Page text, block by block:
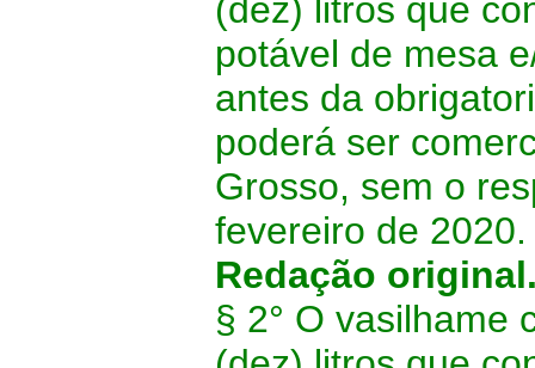
(dez) litros que
potável de mesa
antes da
poderá ser
Grosso, sem o
fevereiro de 2020.
Redação
§ 2° O vasilhame